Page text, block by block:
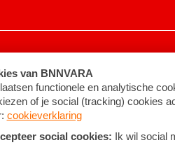
Algemene voorwaarden